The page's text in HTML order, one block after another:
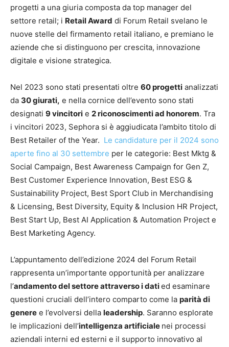
progetti a una giuria composta da top manager del
settore retail; i Retail Award di Forum Retail svelano le
nuove stelle del firmamento retail italiano, e premiano le
aziende che si distinguono per crescita, innovazione
digitale e visione strategica.
Nel 2023 sono stati presentati oltre 60 progetti analizzati
da 30 giurati, e nella cornice dell’evento sono stati
designati 9 vincitori e 2 riconoscimenti ad honorem. Tra
i vincitori 2023, Sephora si è aggiudicata l’ambito titolo di
Best Retailer of the Year. Le candidature per il 2024 sono
aperte fino al 30 settembre per le categorie: Best Mktg &
Social Campaign, Best Awareness Campaign for Gen Z,
Best Customer Experience Innovation, Best ESG &
Sustainability Project, Best Sport Club in Merchandising
& Licensing, Best Diversity, Equity & Inclusion HR Project,
Best Start Up, Best AI Application & Automation Project e
Best Marketing Agency.
L’appuntamento dell’edizione 2024 del Forum Retail
rappresenta un’importante opportunità per analizzare
l’andamento del settore attraverso i datied esaminare
questioni cruciali dell’intero comparto come la parità di
genere e l’evolversi della leadership. Saranno esplorate
le implicazioni dell’intelligenza artificiale nei processi
aziendali interni ed esterni e il supporto innovativo al